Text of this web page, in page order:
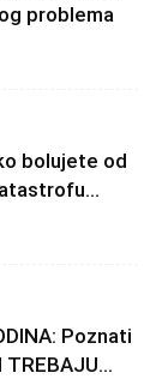
problema
bolujete od
Poznati